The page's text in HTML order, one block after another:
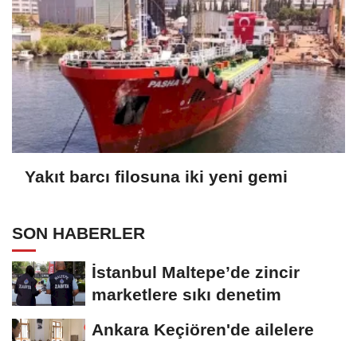
Yakıt barcı filosuna iki yeni gemi
SON HABERLER
İstanbul Maltepe’de zincir
marketlere sıkı denetim
Ankara Keçiören'de ailelere